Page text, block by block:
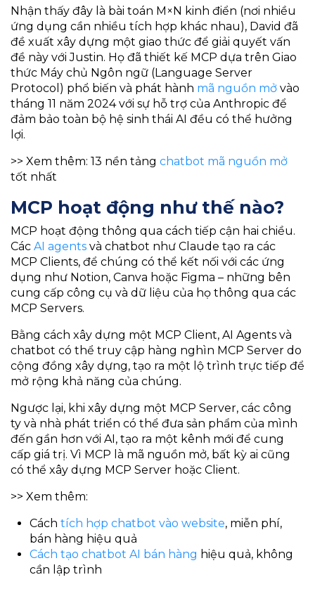
Nhận thấy đây là bài toán M×N kinh điển (nơi nhiều
ứng dụng cần nhiều tích hợp khác nhau), David đã
đề xuất xây dựng một giao thức để giải quyết vấn
đề này với Justin. Họ đã thiết kế MCP dựa trên Giao
thức Máy chủ Ngôn ngữ (Language Server
Protocol) phổ biến và phát hành mã nguồn mở vào
tháng 11 năm 2024 với sự hỗ trợ của Anthropic để
đảm bảo toàn bộ hệ sinh thái AI đều có thể hưởng
lợi.
>> Xem thêm: 13 nền tảng chatbot mã nguồn mở
tốt nhất
MCP hoạt động như thế nào?
MCP hoạt động thông qua cách tiếp cận hai chiều.
Các AI agents và chatbot như Claude tạo ra các
MCP Clients, để chúng có thể kết nối với các ứng
dụng như Notion, Canva hoặc Figma – những bên
cung cấp công cụ và dữ liệu của họ thông qua các
MCP Servers.
Bằng cách xây dựng một MCP Client, AI Agents và
chatbot có thể truy cập hàng nghìn MCP Server do
cộng đồng xây dựng, tạo ra một lộ trình trực tiếp để
mở rộng khả năng của chúng.
Ngược lại, khi xây dựng một MCP Server, các công
ty và nhà phát triển có thể đưa sản phẩm của mình
đến gần hơn với AI, tạo ra một kênh mới để cung
cấp giá trị. Vì MCP là mã nguồn mở, bất kỳ ai cũng
có thể xây dựng MCP Server hoặc Client.
>> Xem thêm:
Cáchtích hợp chatbot vào website, miễn phí,
bán hàng hiệu quả
Cách tạo chatbot AI bán hàng hiệu quả, không
cần lập trình